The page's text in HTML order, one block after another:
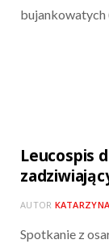
Leucospis
AUTOR
Spotkanie z